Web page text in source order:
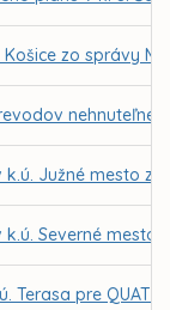
zo správy
Južné mesto
Severné mesto
Terasa pre